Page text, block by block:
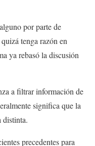
por parte de
tenga razón en
ya rebasó la discusión
a filtrar información de
significa que la
distinta.
precedentes para